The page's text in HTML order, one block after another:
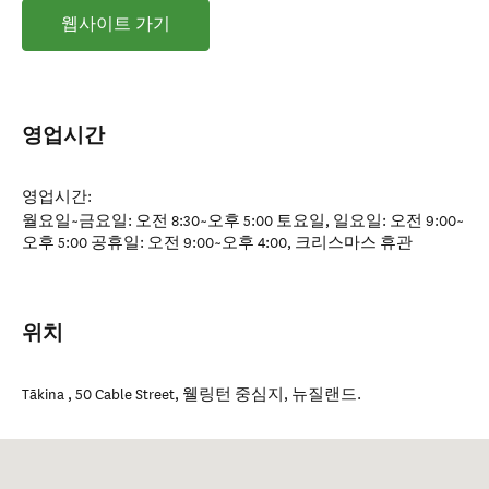
웹사이트 가기
영업시간
영업시간:
월요일~금요일: 오전 8:30~오후 5:00 토요일, 일요일: 오전 9:00~
오후 5:00 공휴일: 오전 9:00~오후 4:00, 크리스마스 휴관
위치
Tākina , 50 Cable Street, 웰링턴 중심지 , 뉴질랜드.